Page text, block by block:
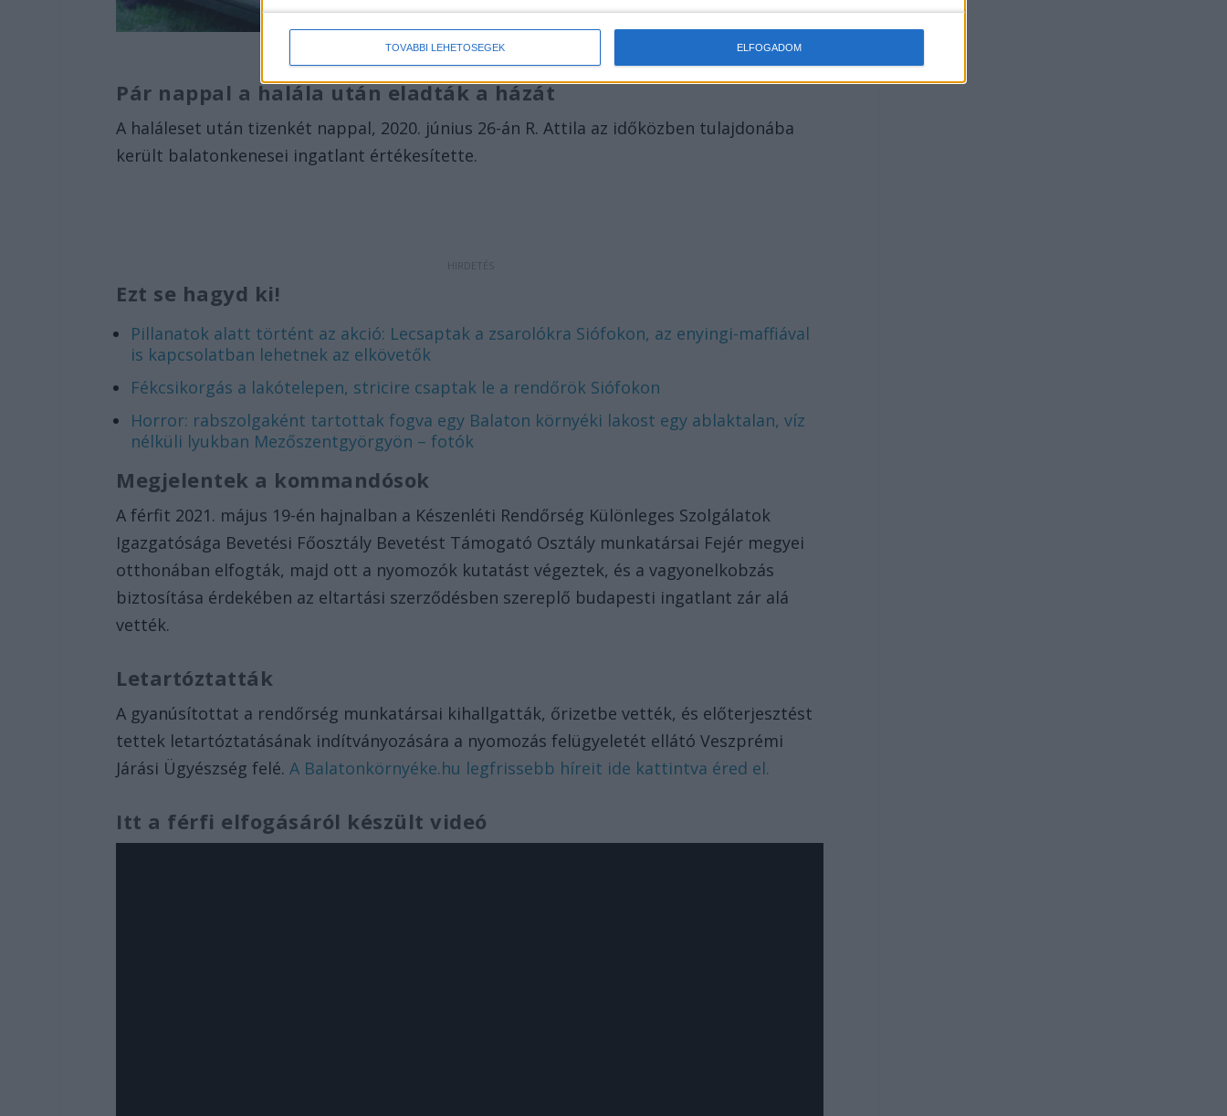
TOVÁBBI LEHETŐSÉGEK ELFOGADOM
Forrás: Rendőrség
Pár nappal a halála után eladták a házát
A haláleset után tizenkét nappal, 2020. június 26-án R. Attila az időközben tulajdonába
került balatonkenesei ingatlant értékesítette.
Ezt se hagyd ki!
Pillanatok alatt történt az akció: Lecsaptak a zsarolókra Siófokon, az enyingi-maffiával
is kapcsolatban lehetnek az elkövetők
Fékcsikorgás a lakótelepen, stricire csaptak le a rendőrök Siófokon
Horror: rabszolgaként tartottak fogva egy Balaton környéki lakost egy ablaktalan, víz
nélküli lyukban Mezőszentgyörgyön – fotók
Megjelentek a kommandósok
A férfit 2021. május 19-én hajnalban a Készenléti Rendőrség Különleges Szolgálatok
Igazgatósága Bevetési Főosztály Bevetést Támogató Osztály munkatársai Fejér megyei
otthonában elfogták, majd ott a nyomozók kutatást végeztek, és a vagyonelkobzás
biztosítása érdekében az eltartási szerződésben szereplő budapesti ingatlant zár alá
vették.
Letartóztatták
A gyanúsítottat a rendőrség munkatársai kihallgatták, őrizetbe vették, és előterjesztést
tettek letartóztatásának indítványozására a nyomozás felügyeletét ellátó Veszprémi
Járási Ügyészség felé.A Balatonkörnyéke.hu legfrissebb híreit ide kattintva éred el.
Itt a férfi elfogásáról készült videó